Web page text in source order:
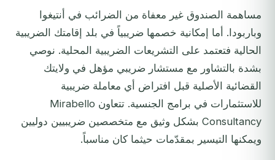
مساهمة الصندوق غير معفاة من الضرائب في أنتيغوا
وباربودا. أما إمكانية خصمها ضريبياً في بلد إقامتك الضريبية
الحالية فتعتمد على التشريعات الضريبية المحلية. نوصي
بشدة بالتشاور مع مستشار ضريبي مؤهل في ولايتك
القضائية الأصلية قبل افتراض أي معاملة ضريبية
للاستثمارات في برامج الجنسية. تتعاون Mirabello
Consultancy بشكل وثيق مع متخصصين ضريبيين دوليين
ويمكنها التيسير بمقدّمات حيثما كان مناسباً.